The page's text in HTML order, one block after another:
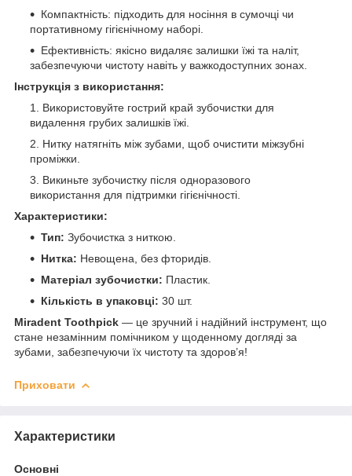
Компактність: підходить для носіння в сумочці чи
портативному гігієнічному наборі.
Ефективність: якісно видаляє залишки їжі та наліт,
забезпечуючи чистоту навіть у важкодоступних зонах.
Інструкція з використання:
Використовуйте гострий край зубочистки для
видалення грубих залишків їжі.
Нитку натягніть між зубами, щоб очистити міжзубні
проміжки.
Викиньте зубочистку після одноразового
використання для підтримки гігієнічності.
Характеристики:
Тип: Зубочистка з ниткою.
Нитка: Невощена, без фторидів.
Матеріал зубочистки: Пластик.
Кількість в упаковці: 30 шт.
Miradent Toothpick — це зручний і надійний інструмент, що
стане незамінним помічником у щоденному догляді за
зубами, забезпечуючи їх чистоту та здоров’я!
Приховати
Характеристики
Основні